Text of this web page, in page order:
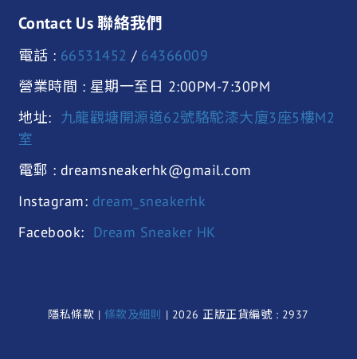
Contact Us 聯絡我們
電話 : 66531452 / 64366009
營業時間 : 星期一至日 2:00PM-7:30PM
地址:
九龍觀塘開源道62號駱駝漆大廈3座5樓M2
室
電郵 : dreamsneakerhk@gmail.com
Instagram: dream_sneakerhk
Facebook: Dream Sneaker HK
隱私條款 | 條款及細則 | 2026 正版正貨編號 : 2937